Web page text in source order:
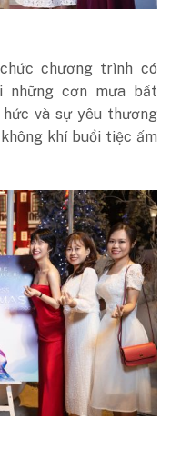
chương trình có
những cơn mưa bất
và sự yêu thương
khí buổi tiệc ấm